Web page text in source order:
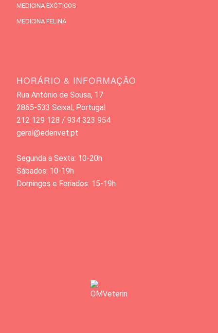
MEDICINA EXÓTICOS
MEDICINA FELINA
HORÁRIO & INFORMAÇÃO
Rua António de Sousa, 17
2865-533 Seixal, Portugal
212 129 128 / 934 323 954
geral@edenvet.pt
Segunda a Sexta: 10-20h
Sábados: 10-19h
Domingos e Feriados: 15-19h